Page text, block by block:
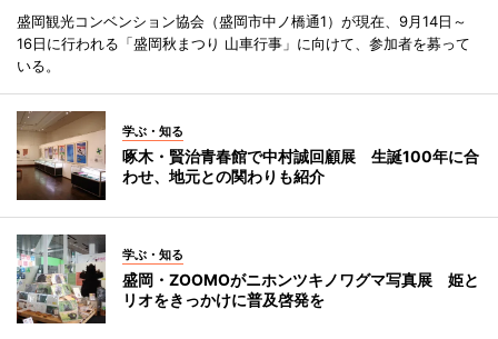
盛岡観光コンベンション協会（盛岡市中ノ橋通1）が現在、9月14日～
16日に行われる「盛岡秋まつり 山車行事」に向けて、参加者を募って
いる。
学ぶ・知る
啄木・賢治青春館で中村誠回顧展 生誕100年に合
わせ、地元との関わりも紹介
学ぶ・知る
盛岡・ZOOMOがニホンツキノワグマ写真展 姫と
リオをきっかけに普及啓発を